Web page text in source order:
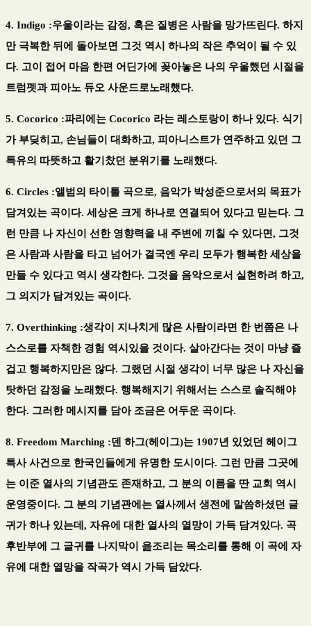
4. Indigo :우울이라는 감정, 혹은 질병은 사람을 망가뜨린다. 하지
만 극복한 뒤에 돌아보면 그것 역시 하나의 작은 추억이 될 수 있
다. 고이 접어 마음 한편 어딘가에 꽂아놓은 나의 우울했던 시절을
트럼펫과 피아노 듀오 사운드로노래했다.
5. Cocorico :파리에는 Cocorico 라는 레스토랑이 하나 있다. 식기
가 부딪히고, 손님들이 대화하고, 피아니스트가 연주하고 있던 그
특유의 따뜻하고 활기찼던 분위기를 노래했다.
6. Circles :앨범의 타이틀 곡으로, 음악가 박성준으로서의 목표가
담겨있는 곡이다. 세상은 크게 하나로 연결되어 있다고 믿는다. 그
런 만큼 나 자신이 선한 영향력을 내 주변에 끼칠 수 있다면, 그것
은 사람과 사람을 타고 넘어가 결국엔 우리 모두가 행복한 세상을
만들 수 있다고 역시 생각한다. 그것을 음악으로서 실현하려 하고,
그 의지가 담겨있는 곡이다.
7. Overthinking :생각이 지나치게 많은 사람이라면 한 번쯤은 나
스스로를 자책한 경험 역시있을 것이다. 살아간다는 것이 마냥 즐
겁고 행복하지만은 않다. 그랬던 시절 생각이 너무 많은 나 자신을
탓하던 감정을 노래했다. 행복해지기 위해서는 스스로 솔직해야
한다. 그러한 메시지를 담아 조금은 어두운 곡이다.
8. Freedom Marching :덴 하그(헤이그)는 1907년 있었던 헤이그
특사 사건으로 한국인들에게 유명한 도시이다. 그런 만큼 그곳에
는 이준 열사의 기념관도 존재하고, 그 분의 이름을 딴 교회 역시
운영중이다. 그 분의 기념관에는 열사께서 생전에 말씀하셨던 글
귀가 하나 있는데, 자유에 대한 열사의 열망이 가득 담겨있다. 곡
후반부에 그 글귀를 나지막이 읊조리는 목소리를 통해 이 곡에 자
유에 대한 열망을 작곡가 역시 가득 담았다.